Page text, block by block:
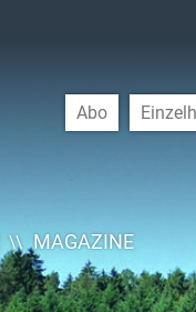
MAGAZINE
Abo